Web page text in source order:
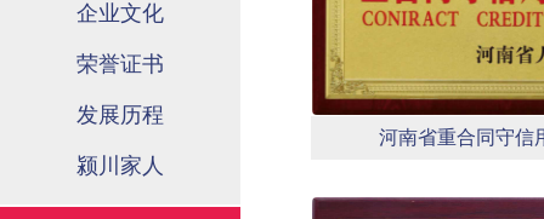
企业文化
荣誉证书
发展历程
颍川家人
河南省重合同守信